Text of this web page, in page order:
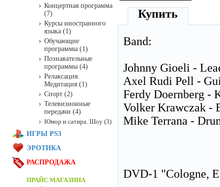
Купить
Band:
Johnny Gioeli -
Axel Rudi Pell -
Ferdy Doernberg -
Volker Krawczak -
Mike Terrana -
DVD-1 "Cologne,
Концертная программа
(7)
Курсы иностранного
языка (1)
Обучающие
программы (1)
Познавательные
программы (4)
Релаксация.
Медитация (1)
Спорт (2)
Телевизионные
передачи (4)
Юмор и сатира. Шоу (3)
ИГРЫ PS3
ЭРОТИКА
РАСПРОДАЖА
ПРАЙС МАГАЗИНА